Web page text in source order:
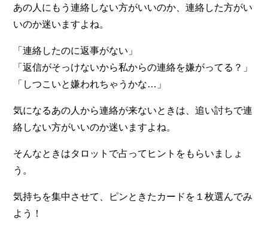
あの人にもう連絡しない方がいいのか、連絡した方がい
いのか迷いますよね。
「連絡したのに返事がない」
「返信がそっけないから私からの連絡を嫌がってる？」
「しつこいと嫌われちゃうかな…」
気になるあの人から連絡が来ないときは、追い討ちで連
絡しない方がいいのか迷いますよね。
そんなときはタロットで占ってヒントをもらいましょ
う。
気持ちを集中させて、ピンときたカードを１枚選んでみ
よう！